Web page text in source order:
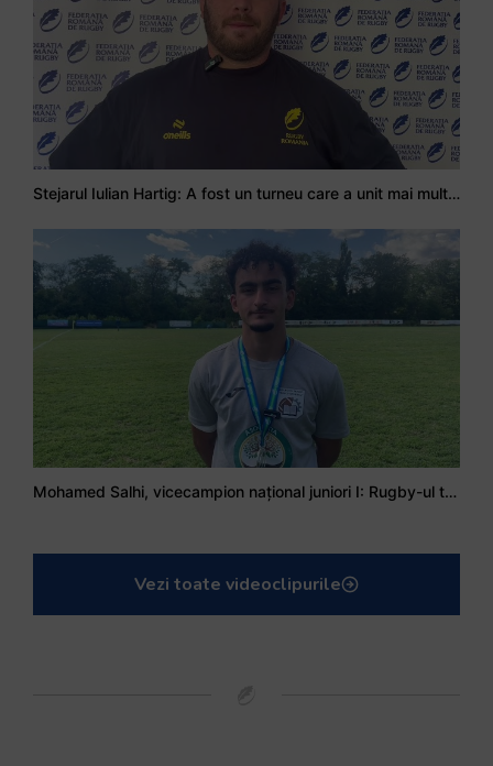
Stejarul Iulian Hartig: A fost un turneu care a unit mai mult echipa
Mohamed Salhi, vicecampion național juniori I: Rugby-ul te învață să accepți și înfrângerile
Vezi toate videoclipurile